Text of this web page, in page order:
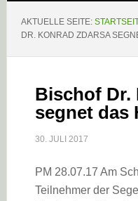
AKTUELLE SEITE:
DR. KONRAD ZDARSA
Bischof Dr.
segnet das
30. JULI 2017
PM 28.07.17 Am
Teilnehmer der